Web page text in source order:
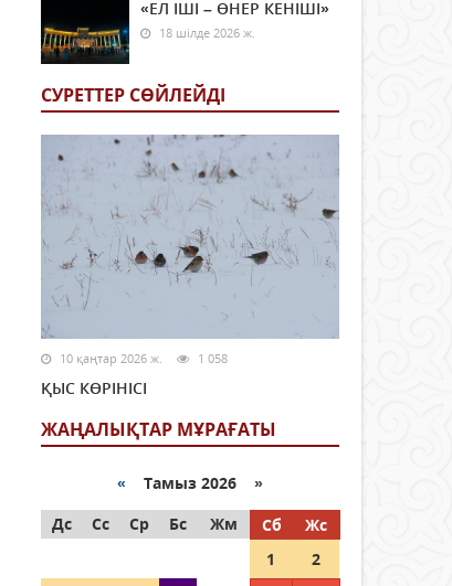
«ЕЛ ІШІ – ӨНЕР КЕНІШІ»
18 шілде 2026 ж.
СУРЕТТЕР СӨЙЛЕЙДI
10 қаңтар 2026 ж. 1 058
ҚЫС КӨРІНІСІ
ЖАҢАЛЫҚТАР МҰРАҒАТЫ
« Тамыз 2026 »
Дс
Сс Ср Бс Жм Сб
Жс
1
2